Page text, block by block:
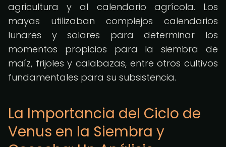
agricultura y al calendario agrícola. Los
mayas utilizaban complejos calendarios
lunares y solares para determinar los
momentos propicios para la siembra de
maíz, frijoles y calabazas, entre otros cultivos
fundamentales para su subsistencia.
La Importancia del Ciclo de
Venus en la Siembra y